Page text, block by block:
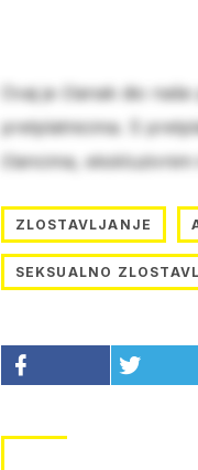
Ovaj je članak dio
pretplatnicima. S
člancima,
ZLOSTAVLJANJE
SEKSUALNO